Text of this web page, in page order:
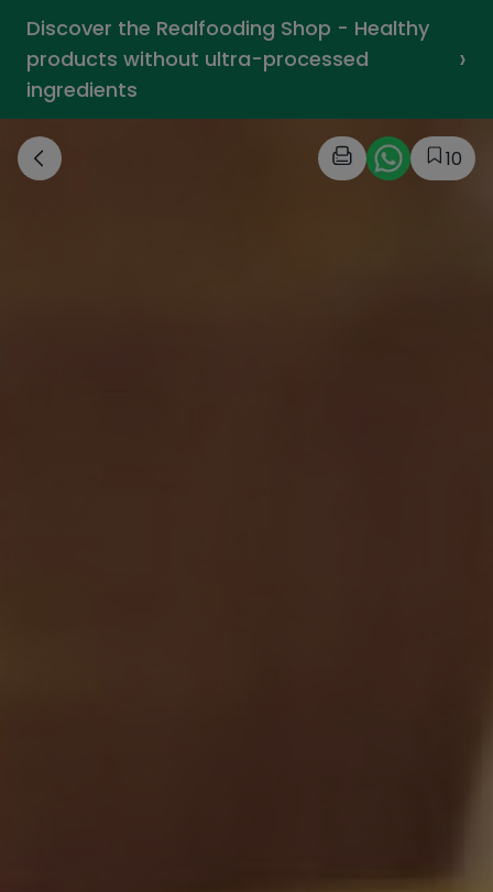
Discover the Realfooding Shop - Healthy
products without ultra-processed
ingredients
›
10